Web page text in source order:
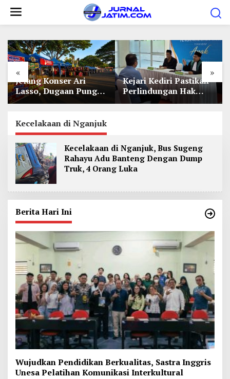
« »
Jelang Konser Ari
Lasso, Dugaan Pungli
Lapak UMKM di Hari
Kejari Kediri Pastikan
Perlindungan Hak
Anak Lewat Penetapan
Kecelakaan di Nganjuk
Kecelakaan di Nganjuk, Bus Sugeng
Rahayu Adu Banteng Dengan Dump
Truk, 4 Orang Luka
Berita Hari Ini
Wujudkan Pendidikan Berkualitas, Sastra Inggris
Unesa Pelatihan Komunikasi Interkultural